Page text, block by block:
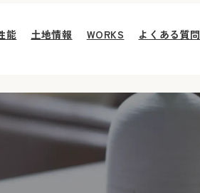
能 土地情報 WORKS よくある質問